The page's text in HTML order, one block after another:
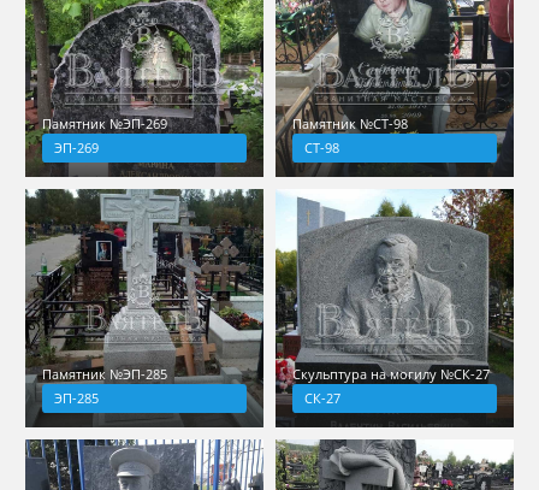
Памятник №ЭП-269
ЭП-269
Памятник №СТ-98
СТ-98
Памятник №ЭП-285
ЭП-285
Скульптура на могилу №СК-27
СК-27